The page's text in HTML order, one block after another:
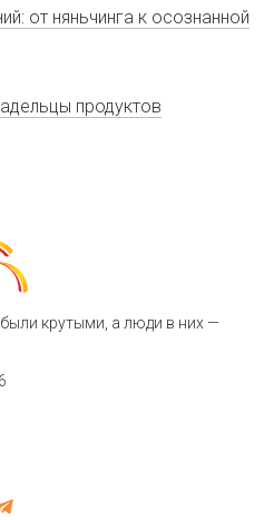
от няньчинга к осознанной
продуктов
крутыми, а люди в них —